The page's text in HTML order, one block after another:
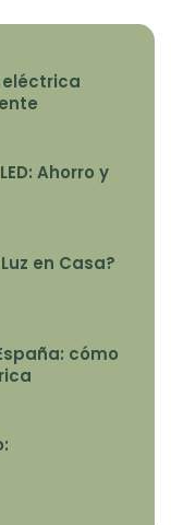
Ahorro y
en Casa?
cómo